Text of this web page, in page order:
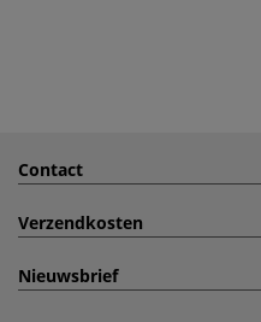
Contact
Verzendkosten
Nieuwsbrief